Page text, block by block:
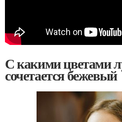
С какими цветами
сочетается бежевый